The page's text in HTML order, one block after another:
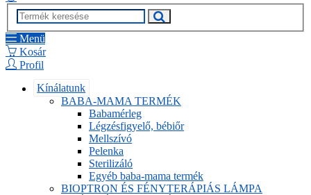
Menü
Kosár
Profil
Kínálatunk
BABA-MAMA TERMÉK
Babamérleg
Légzésfigyelő, bébiőr
Mellszívó
Pelenka
Sterilizáló
Egyéb baba-mama termék
BIOPTRON ÉS FÉNYTERÁPIÁS LÁMPA